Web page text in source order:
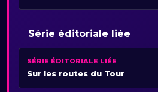
Série éditoriale liée
SÉRIE ÉDITORIALE LIÉE
Sur les routes du Tour